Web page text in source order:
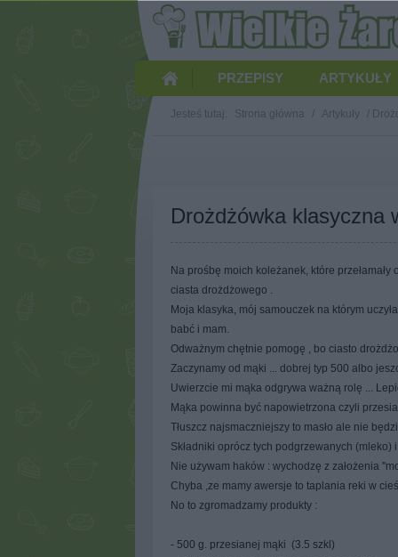
PRZEPISY ARTYKUŁY
Jesteś tutaj: Strona główna / Artykuły /
Drożdżówka klasyczna
Na prośbę moich koleżanek, które
ciasta drożdżowego .
Moja klasyka, mój samouczek na którym
babć i mam.
Odważnym chętnie pomogę , bo ciasto
Zaczynamy od mąki ... dobrej typ 500 albo
Uwierzcie mi mąka odgrywa ważną rolę ...
Mąka powinna być napowietrzona czyli
Tłuszcz najsmaczniejszy to masło ale nie
Składniki oprócz tych podgrzewanych
Nie używam haków : wychodzę z założenia
Chyba ,ze mamy awersje to taplania reki w
No to zgromadzamy produkty :
- 500 g. przesianej mąki (3.5 szkl)